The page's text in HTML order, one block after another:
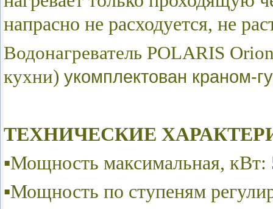
напрасно не расходуется, не
Водонагреватель POLARIS
кухни) укомплектован краном-
ТЕХНИЧЕСКИЕ
▪Мощность максимальная, кВт:
▪Мощность по ступеням